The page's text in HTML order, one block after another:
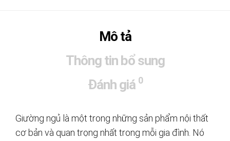
Mô tả
Thông tin bổ sung
Đánh giá 0
Giường ngủ là một trong những sản phẩm nội thất
cơ bản và quan trọng nhất trong mỗi gia đình. Nó